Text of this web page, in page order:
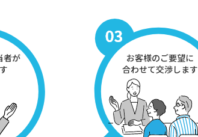
者が
お客様のご要望に
合わせて交渉します